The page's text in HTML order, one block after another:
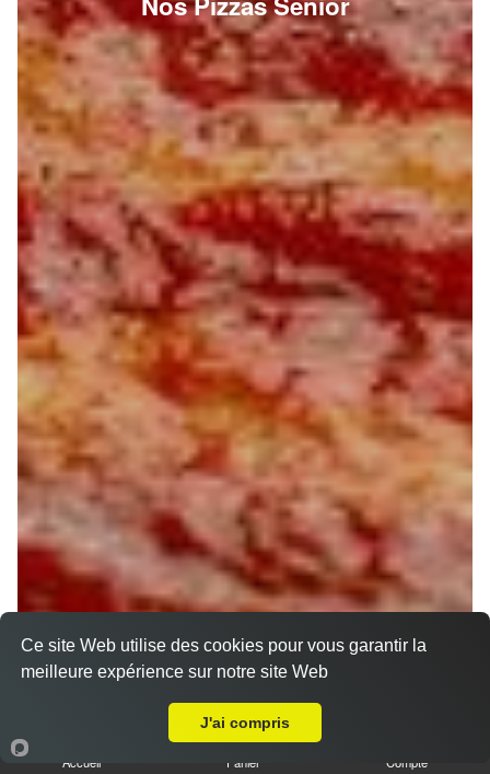
Accueil Panier Compte
Ce site Web utilise des cookies pour vous garantir la
meilleure expérience sur notre site Web
J'ai compris